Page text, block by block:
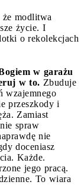
modlitwa
życie. I
o rekolekcjach
w garażu
w to. Zbuduje
wzajemnego
przeszkody i
Zamiast
spraw
nie
doceniasz
Każde.
jego pracą.
To wiara